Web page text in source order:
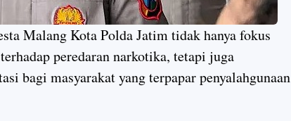
Malang Kota Polda Jatim tidak hanya fokus
peredaran narkotika, tetapi juga
bagi masyarakat yang terpapar penyalahgunaan